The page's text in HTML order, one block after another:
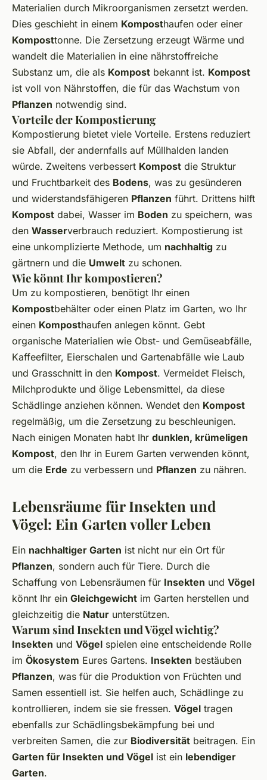
Materialien durch Mikroorganismen zersetzt werden.
Dies geschieht in einem Komposthaufen oder einer
Komposttonne. Die Zersetzung erzeugt Wärme und
wandelt die Materialien in eine nährstoffreiche
Substanz um, die als Kompost bekannt ist. Kompost
ist voll von Nährstoffen, die für das Wachstum von
Pflanzen notwendig sind.
Vorteile der Kompostierung
Kompostierung bietet viele Vorteile. Erstens reduziert
sie Abfall, der andernfalls auf Müllhalden landen
würde. Zweitens verbessert Kompost die Struktur
und Fruchtbarkeit des Bodens, was zu gesünderen
und widerstandsfähigeren Pflanzen führt. Drittens hilft
Kompost dabei, Wasser im Boden zu speichern, was
den Wasserverbrauch reduziert. Kompostierung ist
eine unkomplizierte Methode, um nachhaltig zu
gärtnern und die Umwelt zu schonen.
Wie könnt Ihr kompostieren?
Um zu kompostieren, benötigt Ihr einen
Kompostbehälter oder einen Platz im Garten, wo Ihr
einen Komposthaufen anlegen könnt. Gebt
organische Materialien wie Obst- und Gemüseabfälle,
Kaffeefilter, Eierschalen und Gartenabfälle wie Laub
und Grasschnitt in den Kompost. Vermeidet Fleisch,
Milchprodukte und ölige Lebensmittel, da diese
Schädlinge anziehen können. Wendet den Kompost
regelmäßig, um die Zersetzung zu beschleunigen.
Nach einigen Monaten habt Ihr dunklen, krümeligen
Kompost, den Ihr in Eurem Garten verwenden könnt,
um die Erde zu verbessern und Pflanzen zu nähren.
Lebensräume für Insekten und
Vögel: Ein Garten voller Leben
Ein nachhaltiger Garten ist nicht nur ein Ort für
Pflanzen, sondern auch für Tiere. Durch die
Schaffung von Lebensräumen für Insekten und Vögel
könnt Ihr ein Gleichgewicht im Garten herstellen und
gleichzeitig die Natur unterstützen.
Warum sind Insekten und Vögel wichtig?
Insekten und Vögel spielen eine entscheidende Rolle
im Ökosystem Eures Gartens. Insekten bestäuben
Pflanzen, was für die Produktion von Früchten und
Samen essentiell ist. Sie helfen auch, Schädlinge zu
kontrollieren, indem sie sie fressen. Vögel tragen
ebenfalls zur Schädlingsbekämpfung bei und
verbreiten Samen, die zur Biodiversität beitragen. Ein
Garten für Insekten und Vögel ist ein lebendiger
Garten.